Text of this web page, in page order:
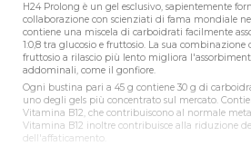
H24 Prolong è un gel esclusivo, sapientemente
collaborazione con scienziati di fama mondiale
contiene una miscela di carboidrati facilmente
1:0,8 tra glucosio e fruttosio. La sua
fruttosio a rilascio più lento migliora
addominali, come il gonfiore.
Ogni bustina pari a 45 g contiene 30 g di
uno degli gels più concentrato sul mercato.
Vitamina B12, che contribuiscono al normale
Vitamina B12 inoltre contribuisce alla riduzione
dell'affaticamento.